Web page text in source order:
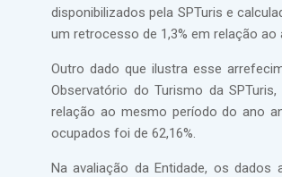
disponibilizados pela SPTuris e
um retrocesso de 1,3% em relação ao
Outro dado que ilustra esse
Observatório do Turismo da
relação ao mesmo período do ano
ocupados foi de 62,16%.
Na avaliação da Entidade, os